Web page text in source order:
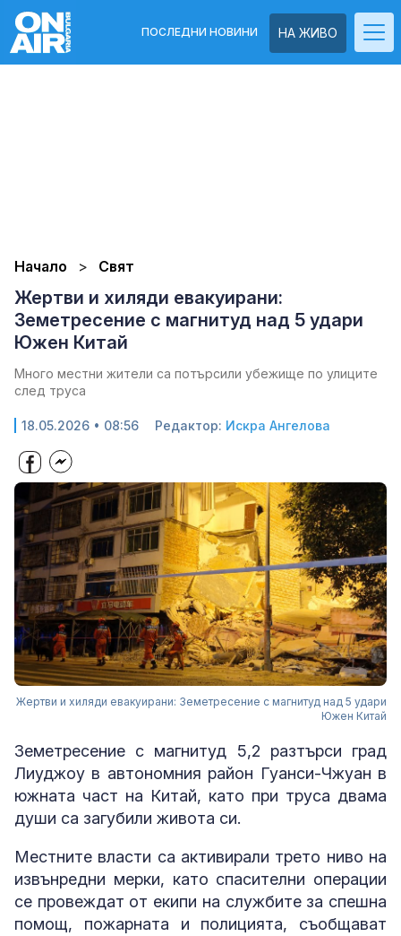
НА ЖИВО
ПОСЛЕДНИ НОВИНИ
Начало Свят
Жертви и хиляди евакуирани:
Земетресение с магнитуд над 5 удари
Южен Китай
Много местни жители са потърсили убежище по улиците
след труса
18.05.2026 • 08:56 Редактор: Искра Ангелова
Жертви и хиляди евакуирани: Земетресение с магнитуд над 5 удари
Южен Китай
Земетресение с магнитуд 5,2 разтърси град
Лиуджоу в автономния район Гуанси-Чжуан в
южната част на Китай, като при труса двама
души са загубили живота си.
Местните власти са активирали трето ниво на
извънредни мерки, като спасителни операции
се провеждат от екипи на службите за спешна
помощ, пожарната и полицията, съобщават